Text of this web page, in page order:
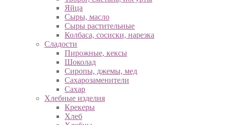
Яйца
Сыры, масло
Сыры растительные
Колбаса, сосиски, нарезка
Сладости
Пирожные, кексы
Шоколад
Сиропы, джемы, мед
Сахарозаменители
Сахар
Хлебные изделия
Крекеры
Хлеб